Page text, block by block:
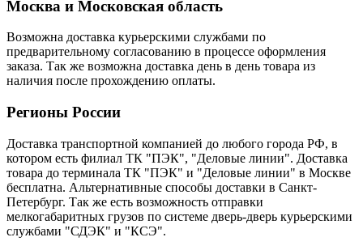
Москва и Московская область
Возможна доставка курьерскими службами по
предварительному согласованию в процессе оформления
заказа. Так же возможна доставка день в день товара из
наличия после прохождению оплаты.
Регионы России
Доставка транспортной компанией до любого города РФ, в
котором есть филиал ТК "ПЭК", "Деловые линии". Доставка
товара до терминала ТК "ПЭК" и "Деловые линии" в Москве
бесплатна. Альтернативные способы доставки в Санкт-
Петербург. Так же есть возможность отправки
мелкогабаритных грузов по системе дверь-дверь курьерскими
службами "СДЭК" и "КСЭ".